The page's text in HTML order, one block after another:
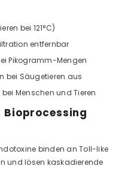
bei 121°C)
entfernbar
Pikogramm-Mengen
bei Säugetieren aus
Menschen und Tieren
Bioprocessing
binden an Toll-like
und lösen kaskadierende